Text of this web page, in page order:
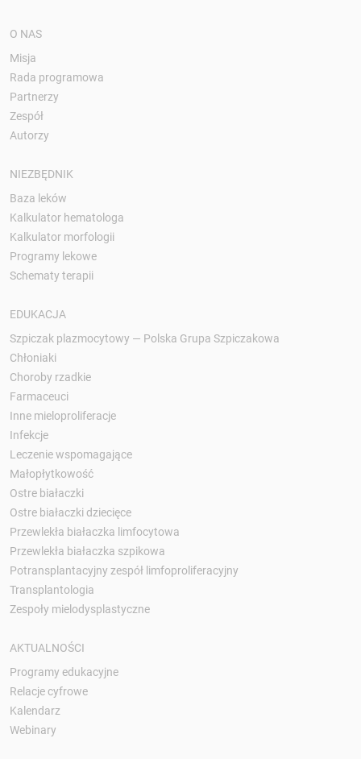
O NAS
Misja
Rada programowa
Partnerzy
Zespół
Autorzy
NIEZBĘDNIK
Baza leków
Kalkulator hematologa
Kalkulator morfologii
Programy lekowe
Schematy terapii
EDUKACJA
Szpiczak plazmocytowy — Polska Grupa Szpiczakowa
Chłoniaki
Choroby rzadkie
Farmaceuci
Inne mieloproliferacje
Infekcje
Leczenie wspomagające
Małopłytkowość
Ostre białaczki
Ostre białaczki dziecięce
Przewlekła białaczka limfocytowa
Przewlekła białaczka szpikowa
Potransplantacyjny zespół limfoproliferacyjny
Transplantologia
Zespoły mielodysplastyczne
AKTUALNOŚCI
Programy edukacyjne
Relacje cyfrowe
Kalendarz
Webinary